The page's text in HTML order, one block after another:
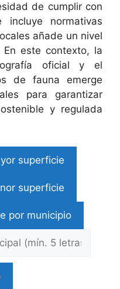
de cumplir con
normativas
añade un nivel
este contexto, la
oficial y el
de fauna emerge
para garantizar
y regulada
superficie
superficie
por municipio